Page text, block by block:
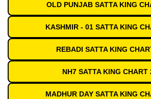
OLD PUNJAB SATTA KING
KASHMIR - 01 SATTA KING
REBADI SATTA KING
NH7 SATTA KING CHART
MADHUR DAY SATTA KING